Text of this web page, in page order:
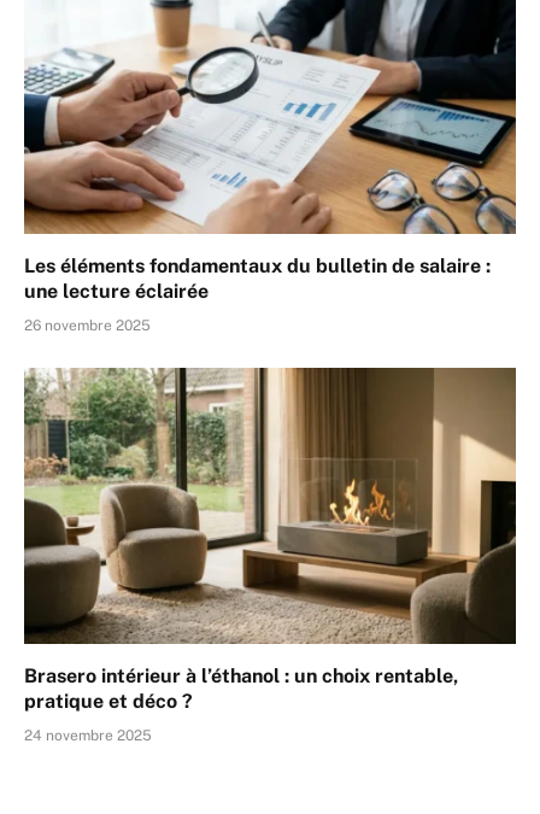
Les éléments fondamentaux du bulletin de salaire :
une lecture éclairée
26 novembre 2025
Brasero intérieur à l’éthanol : un choix rentable,
pratique et déco ?
24 novembre 2025